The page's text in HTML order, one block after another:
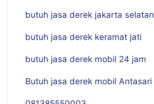
butuh jasa derek jakarta selatan
butuh jasa derek keramat jati
butuh jasa derek mobil 24 jam
Butuh jasa derek mobil Antasari